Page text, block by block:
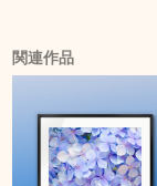
関連作品